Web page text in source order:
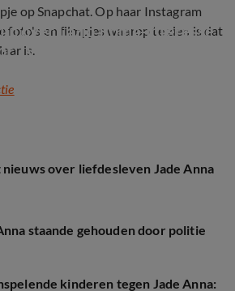
op Snapchat. Op haar Instagram
foto's en filmpjes waarop te zien is dat
is.
over Lazio Roma-interesse
'Voor Ajax niet zo heel
over liefdesleven Jade Anna
staande gehouden door politie
kinderen tegen Jade Anna: